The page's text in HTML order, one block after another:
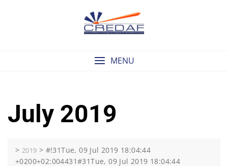
MENU
July 2019
> 2019 > #!31Tue, 09 Jul 2019 18:04:44
+0200+02:004431#31Tue, 09 Jul 2019 18:04:44